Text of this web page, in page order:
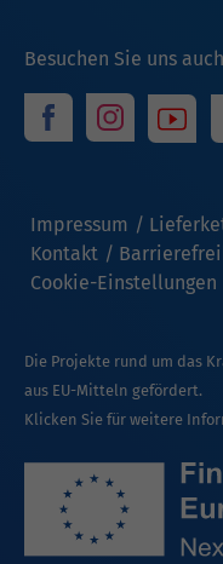
Besuchen Sie uns
Impressum
Kontakt
Cookie-Einstellungen
Die Projekte rund um das
aus EU-Mitteln gefördert.
Klicken Sie für weitere